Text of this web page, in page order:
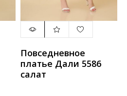
Повседневное
платье Дали 5586
салат